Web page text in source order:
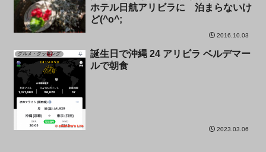
ホテル日航アリビラに 泊まらないけ
ど(^o^;
2016.10.03
グルメ・クッキング
誕生日で沖縄 24 アリビラ ベルデマー
ルで朝食
2023.03.06